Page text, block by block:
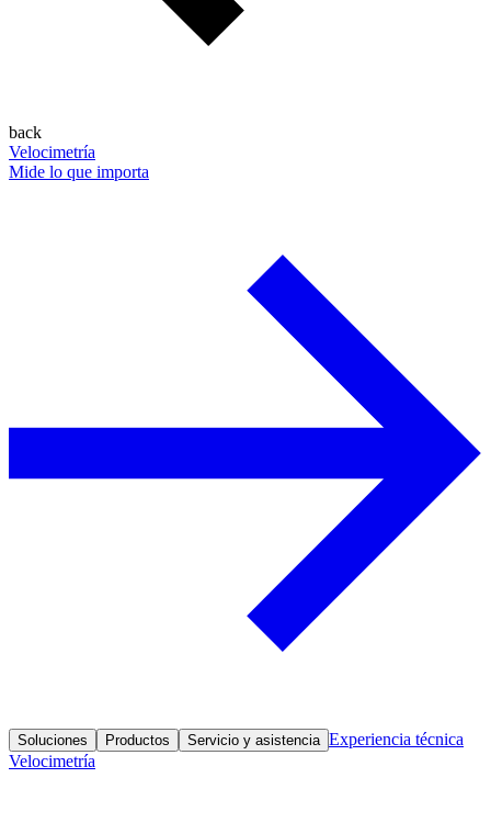
back
Velocimetría
Mide lo que importa
Soluciones Productos Servicio y asistencia Experiencia técnica
Velocimetría